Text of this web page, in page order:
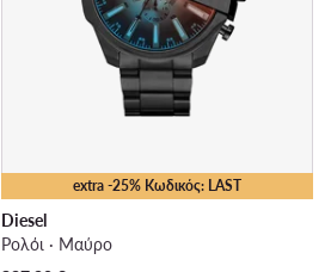
extra -25% Κωδικός: LAST
Diesel
Ρολόι · Μαύρο